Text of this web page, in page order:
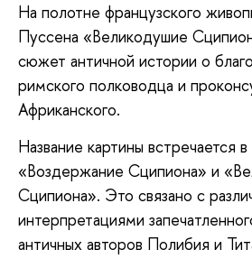
На полотне французского
Пуссена «Великодушие
сюжет античной истории о
римского полководца и
Африканского.
Название картины встречается
«Воздержание Сципиона» и
Сципиона». Это связано с
интерпретациями
античных авторов Полибия и